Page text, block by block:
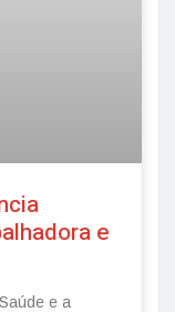
e
e a